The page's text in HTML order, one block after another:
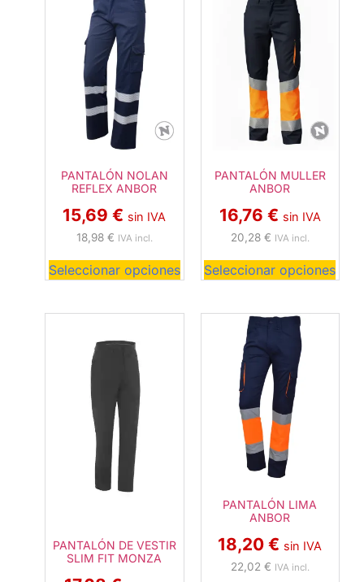
PANTALÓN NOLAN
REFLEX ANBOR
15,69€ sin IVA
18,98 € IVA incl.
Seleccionar opciones
PANTALÓN MULLER
ANBOR
16,76 € sin IVA
20,28 € IVA incl.
Seleccionar opciones
PANTALÓN DE VESTIR
SLIM FIT MONZA
PANTALÓN LIMA
ANBOR
18,20€ sin IVA
22,02 € IVA incl.